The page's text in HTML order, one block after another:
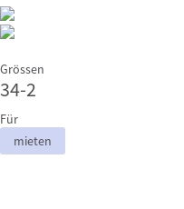
Grössen
34-2
Für
mieten